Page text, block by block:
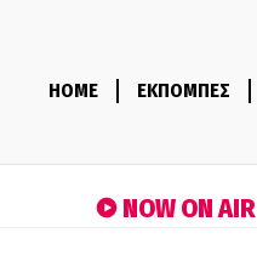
HOME ΕΚΠΟΜΠΕΣ
NOW ON AIR